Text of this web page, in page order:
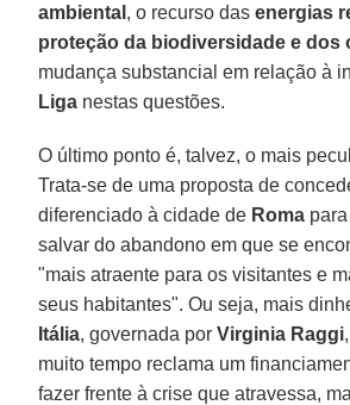
ambiental , o recurso dasenergias
proteção da biodiversidade e dos
mudança substancial em relação à
Liga nestas questões.
O último ponto é, talvez, o mais
Trata-se de uma proposta de
diferenciado à cidade de Roma
salvar do abandono em que se
"mais atraente para os visitantes e
seus habitantes". Ou seja, mais
Itália, governada porVirginia Raggi
muito tempo reclama um
fazer frente à crise que atravessa,